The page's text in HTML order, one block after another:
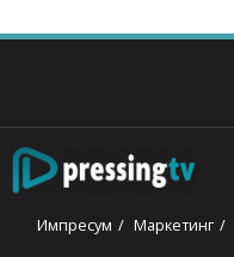
Импресум Маркетинг